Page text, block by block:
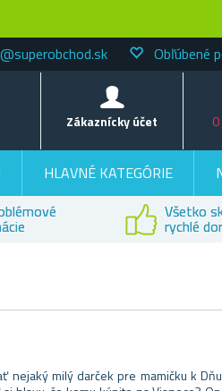
Obľúbené
Zákaznícky účet
HLAVNÉ KATEGÓRIE
Všetko
rychlé
nejaký milý darček pre mamičku k